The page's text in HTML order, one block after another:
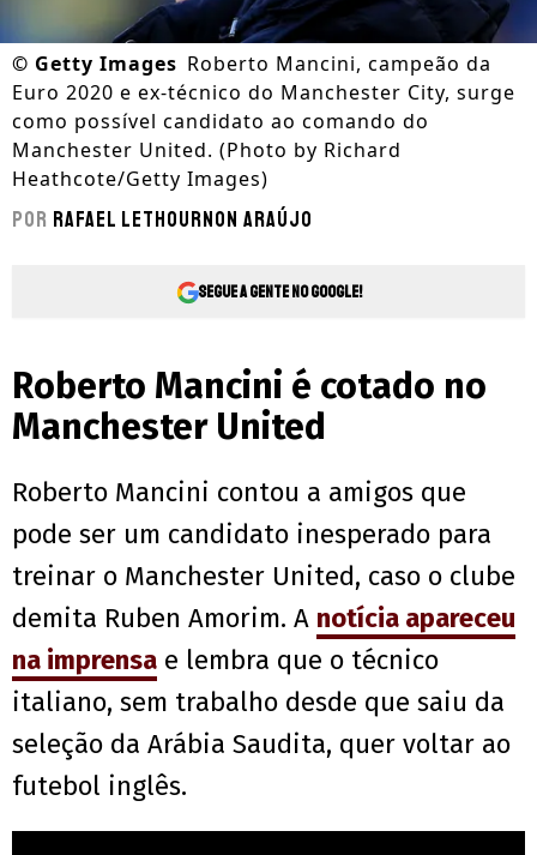
© Getty Images Roberto Mancini, campeão da
Euro 2020 e ex-técnico do Manchester City, surge
como possível candidato ao comando do
Manchester United. (Photo by Richard
Heathcote/Getty Images)
Por Rafael Lethournon Araújo
Segue a gente no Google!
Roberto Mancini é cotado no
Manchester United
Roberto Mancini contou a amigos que
pode ser um candidato inesperado para
treinar o Manchester United, caso o clube
demita Ruben Amorim. A notícia apareceu
na imprensa e lembra que o técnico
italiano, sem trabalho desde que saiu da
seleção da Arábia Saudita, quer voltar ao
futebol inglês.